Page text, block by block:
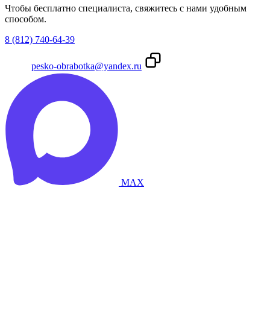
Чтобы бесплатно специалиста, свяжитесь с нами удобным
способом.
8 (812) 740-64-39
pesko-obrabotka@yandex.ru